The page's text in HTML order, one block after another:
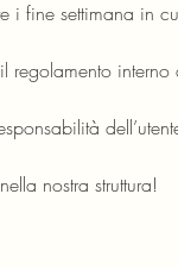
i fine settimana in
interno
nostra struttura!